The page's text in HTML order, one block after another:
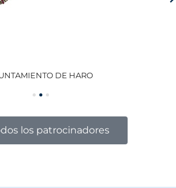
DE HARO
los patrocinadores